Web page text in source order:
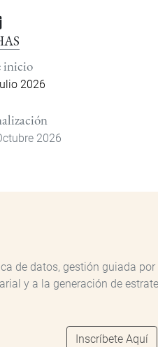
inicio
2026
2026
de datos, gestión guiada
y a la generación de
Inscríbete Aquí